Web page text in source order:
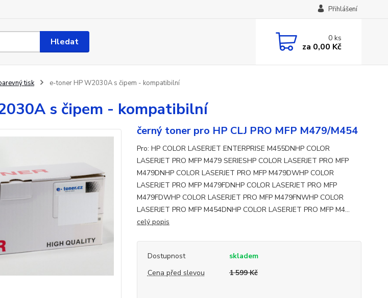
Přihlášení
Hledat 0ks
za 0,00 Kč
tisk e-toner HP W2030A s čipem - kompatibilní
s čipem - kompatibilní
černý toner pro HP CLJ PRO MFP M479/M454
Pro: HP COLOR LASERJET ENTERPRISE M455DNHP COLOR
LASERJET PRO MFP M479 SERIESHP COLOR LASERJET PRO MFP
M479DNHP COLOR LASERJET PRO MFP M479DWHP COLOR
LASERJET PRO MFP M479FDNHP COLOR LASERJET PRO MFP
M479FDWHP COLOR LASERJET PRO MFP M479FNWHP COLOR
LASERJET PRO MFP M454DNHP COLOR LASERJET PRO MFP M4...
celý popis
Dostupnost
skladem
Cena před slevou
1 599 Kč